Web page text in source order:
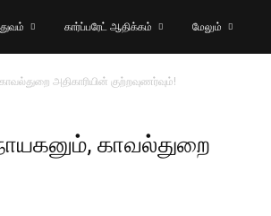
கார்ப்பரேட் ஆதிக்கம் மேலும்
அதிகாரியின் குற்றவுணர்வும்!
காவல்துறை